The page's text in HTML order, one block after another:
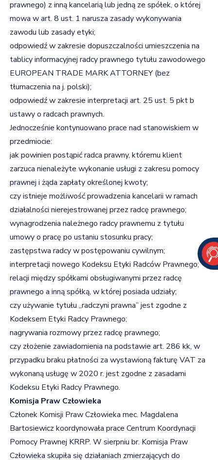
prawnego) z inną kancelarią lub jedną ze spółek, o której
mowa w art. 8 ust. 1 narusza zasady wykonywania
zawodu lub zasady etyki;
odpowiedź w zakresie dopuszczalności umieszczenia na
tablicy informacyjnej radcy prawnego tytułu zawodowego
EUROPEAN TRADE MARK ATTORNEY (bez
tłumaczenia na j. polski);
odpowiedź w zakresie interpretacji art. 25 ust. 5 pkt b
ustawy o radcach prawnych.
Jednocześnie kontynuowano prace nad stanowiskiem w
przedmiocie:
jak powinien postąpić radca prawny, któremu klient
zarzuca nienależyte wykonanie usługi z zakresu pomocy
prawnej i żąda zapłaty określonej kwoty;
czy istnieje możliwość prowadzenia kancelarii w ramach
działalności nierejestrowanej przez radcę prawnego;
wynagrodzenia należnego radcy prawnemu z tytułu
umowy o pracę po ustaniu stosunku pracy;
zastępstwa radcy w postępowaniu cywilnym;
interpretacji nowego Kodeksu Etyki Radców Prawnego;
relacji między spółkami obsługiwanymi przez radcę
prawnego a inną spółką, w której posiada udziały;
czy używanie tytułu „radczyni prawna” jest zgodne z
Kodeksem Etyki Radcy Prawnego;
nagrywania rozmowy przez radcę prawnego;
czy złożenie zawiadomienia na podstawie art. 286 kk, w
przypadku braku płatności za wystawioną fakturę VAT za
wykonaną usługę w 2020 r. jest zgodne z zasadami
Kodeksu Etyki Radcy Prawnego.
Komisja Praw Człowieka
Członek Komisji Praw Człowieka mec. Magdalena
Bartosiewicz koordynowała prace Centrum Koordynacji
Pomocy Prawnej KRRP. W sierpniu br. Komisja Praw
Człowieka skupiła się działaniach zmierzających do